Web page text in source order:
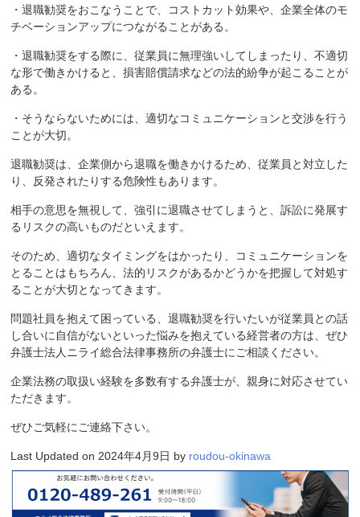
・退職勧奨をおこなうことで、コストカット効果や、企業全体のモ
チベーションアップにつながることがある。
・退職勧奨をする際に、従業員に無理強いしてしまったり、不適切
な形で働きかけると、損害賠償請求などの法的紛争が起こることが
ある。
・そうならないためには、適切なコミュニケーションと交渉を行う
ことが大切。
退職勧奨は、企業側から退職を働きかけるため、従業員と対立した
り、反発されたりする危険性もあります。
相手の意思を無視して、強引に退職させてしまうと、訴訟に発展す
るリスクの高いものだといえます。
そのため、適切なタイミングをはかったり、コミュニケーションを
とることはもちろん、法的リスクがあるかどうかを把握して対処す
ることが大切となってきます。
問題社員を抱えて困っている、退職勧奨を行いたいが従業員との話
し合いに自信がないといった悩みを抱えている経営者の方は、ぜひ
弁護士法人ニライ総合法律事務所の弁護士にご相談ください。
企業法務の取扱い経験を多数有する弁護士が、親身に対応させてい
ただきます。
ぜひご気軽にご連絡下さい。
Last Updated on 2024年4月9日 by roudou-okinawa